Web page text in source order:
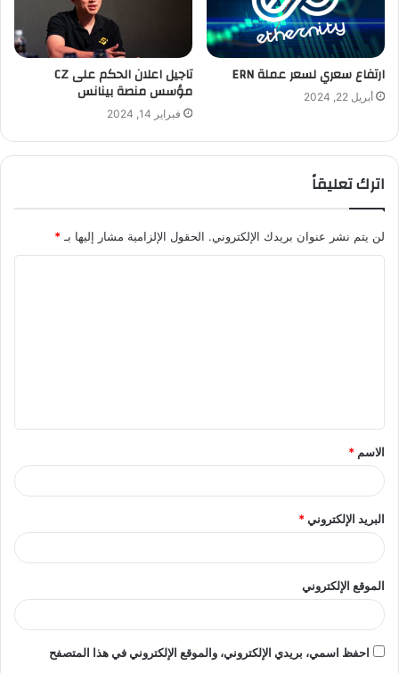
ارتفاع سعري لسعر عملة ERN
أبريل 22, 2024
تاجيل اعلان الحكم على CZ
مؤسس منصة بينانس
فبراير 14, 2024
اترك تعليقاً
لن يتم نشر عنوان بريدك الإلكتروني. الحقول الإلزامية مشار إليها بـ*
ق
*
الاسم *
البريد الإلكتروني*
الموقع الإلكتروني
احفظ اسمي، بريدي الإلكتروني، والموقع الإلكتروني في هذا المتصفح